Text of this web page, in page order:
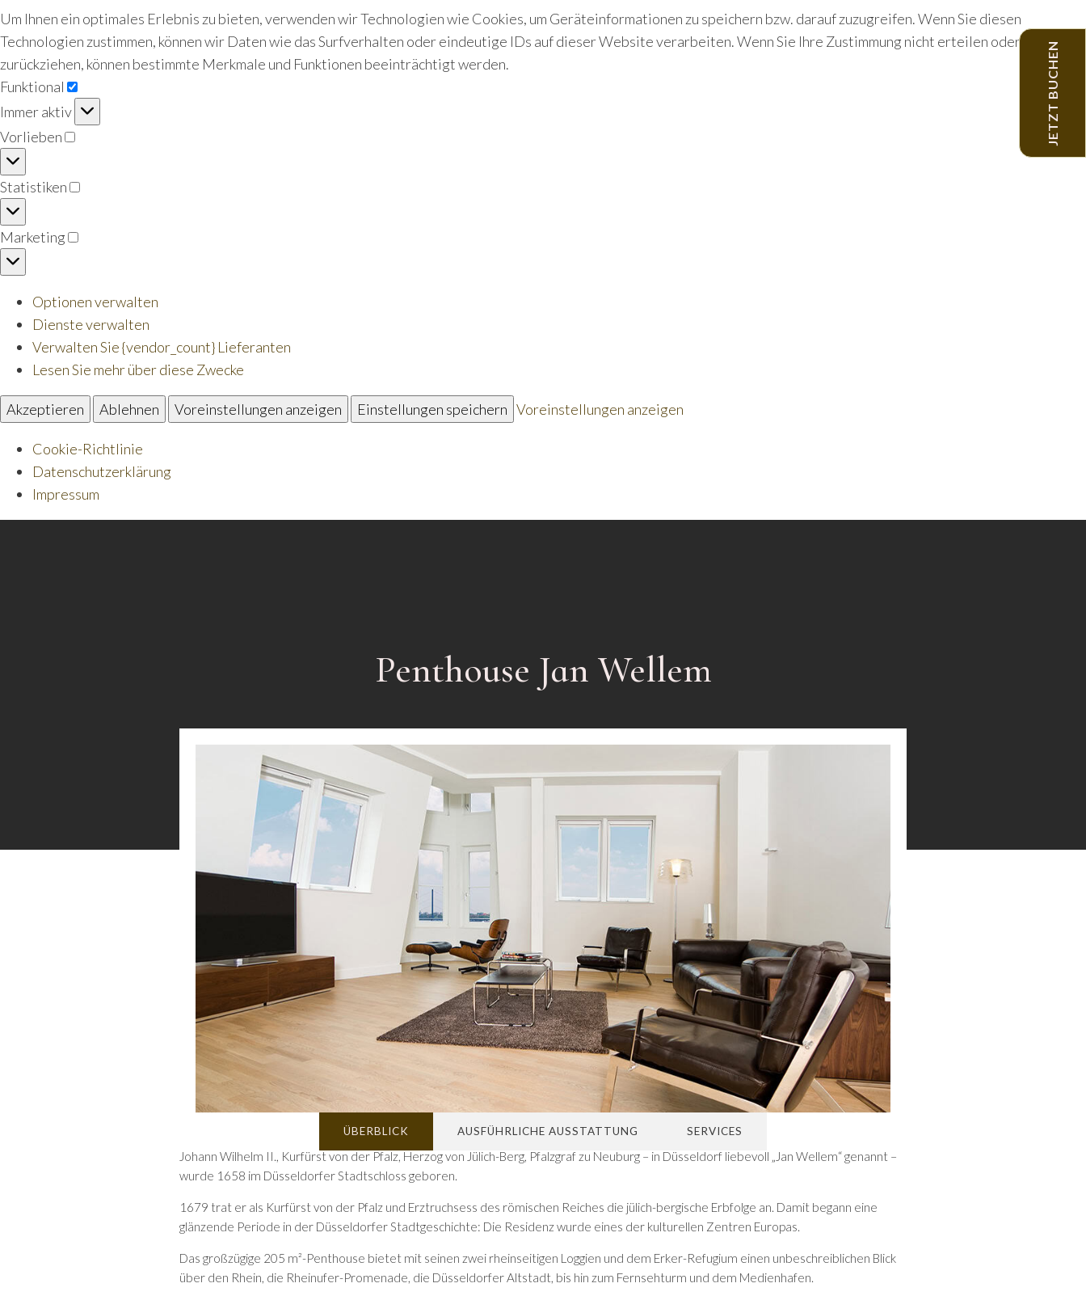
Um Ihnen ein optimales Erlebnis zu bieten, verwenden wir Technologien wie Cookies, um Geräteinformationen zu speichern bzw. darauf zuzugreifen. Wenn Sie diesen
Technologien zustimmen, können wir Daten wie das Surfverhalten oder eindeutige IDs auf dieser Website verarbeiten. Wenn Sie Ihre Zustimmung nicht erteilen oder
zurückziehen, können bestimmte Merkmale und Funktionen beeinträchtigt werden.
Funktional
Funktional
Immer aktiv
Vorlieben
Vorlieben
Statistiken
Statistiken
Marketing
Marketing
Optionen verwalten
Dienste verwalten
Verwalten Sie {vendor_count} Lieferanten
Lesen Sie mehr über diese Zwecke
Akzeptieren Ablehnen Voreinstellungen anzeigen Einstellungen speichern Voreinstellungen anzeigen
Cookie-Richtlinie
Datenschutzerklärung
Impressum
JETZT BUCHEN
Penthouse Jan Wellem
ÜBERBLICK AUSFÜHRLICHE AUSSTATTUNG SERVICES
Johann Wilhelm II., Kurfürst von der Pfalz, Herzog von Jülich-Berg, Pfalzgraf zu Neuburg – in Düsseldorf liebevoll „Jan Wellem“ genannt –
wurde 1658 im Düsseldorfer Stadtschloss geboren.
1679 trat er als Kurfürst von der Pfalz und Erztruchsess des römischen Reiches die jülich-bergische Erbfolge an. Damit begann eine
glänzende Periode in der Düsseldorfer Stadtgeschichte: Die Residenz wurde eines der kulturellen Zentren Europas.
Das großzügige 205 m²-Penthouse bietet mit seinen zwei rheinseitigen Loggien und dem Erker-Refugium einen unbeschreiblichen Blick
über den Rhein, die Rheinufer-Promenade, die Düsseldorfer Altstadt, bis hin zum Fernsehturm und dem Medienhafen.